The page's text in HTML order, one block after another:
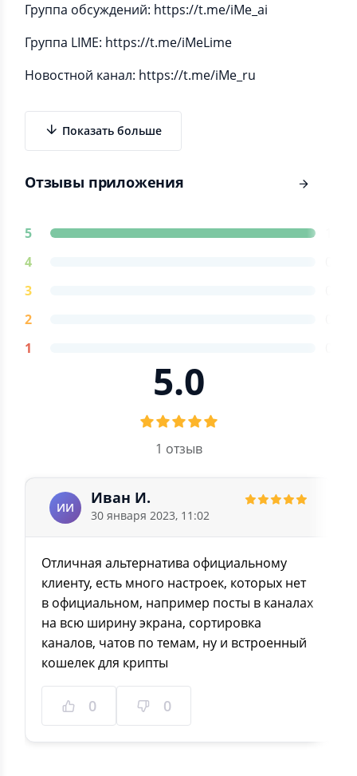
Группа обсуждений: https://t.me/iMe_ai
Группа LIME: https://t.me/iMeLime
Новостной канал: https://t.me/iMe_ru
Показать больше
Отзывы приложения
5
4
3
2
1
5.0
1 отзыв
ИИ
Иван И.
30 января 2023, 11:02
Отличная альтернатива официальному
клиенту, есть много настроек, которых нет
в официальном, например посты в каналах
на всю ширину экрана, сортировка
каналов, чатов по темам, ну и встроенный
кошелек для крипты
0 0